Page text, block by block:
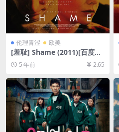
伦理青涩 欧美
[羞耻] Shame (2011)[百度网
盘+夸克网盘+迅雷云盘资源10
80P超清未删减][MP4/6GB]
[中英字幕]【手机/平板无法在
线播放，请使用电脑下载防和
谐压缩包（含解压密码）】
5 年前 2.65